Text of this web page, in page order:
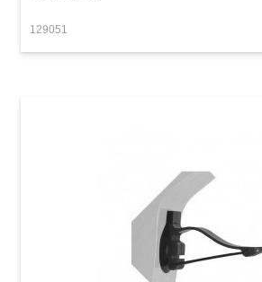
129051